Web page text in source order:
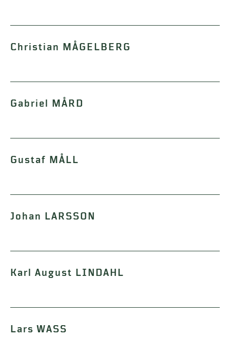
Christian MÅGELBERG
Gabriel MÅRD
Gustaf MÅLL
Johan LARSSON
Karl August LINDAHL
Lars WASS